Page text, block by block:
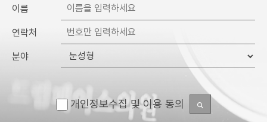
이름
연락처
분야
개인정보수집 및 이용 동의